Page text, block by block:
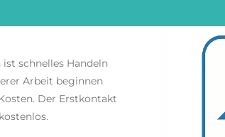
schnelles Handeln
Arbeit beginnen
Der Erstkontakt